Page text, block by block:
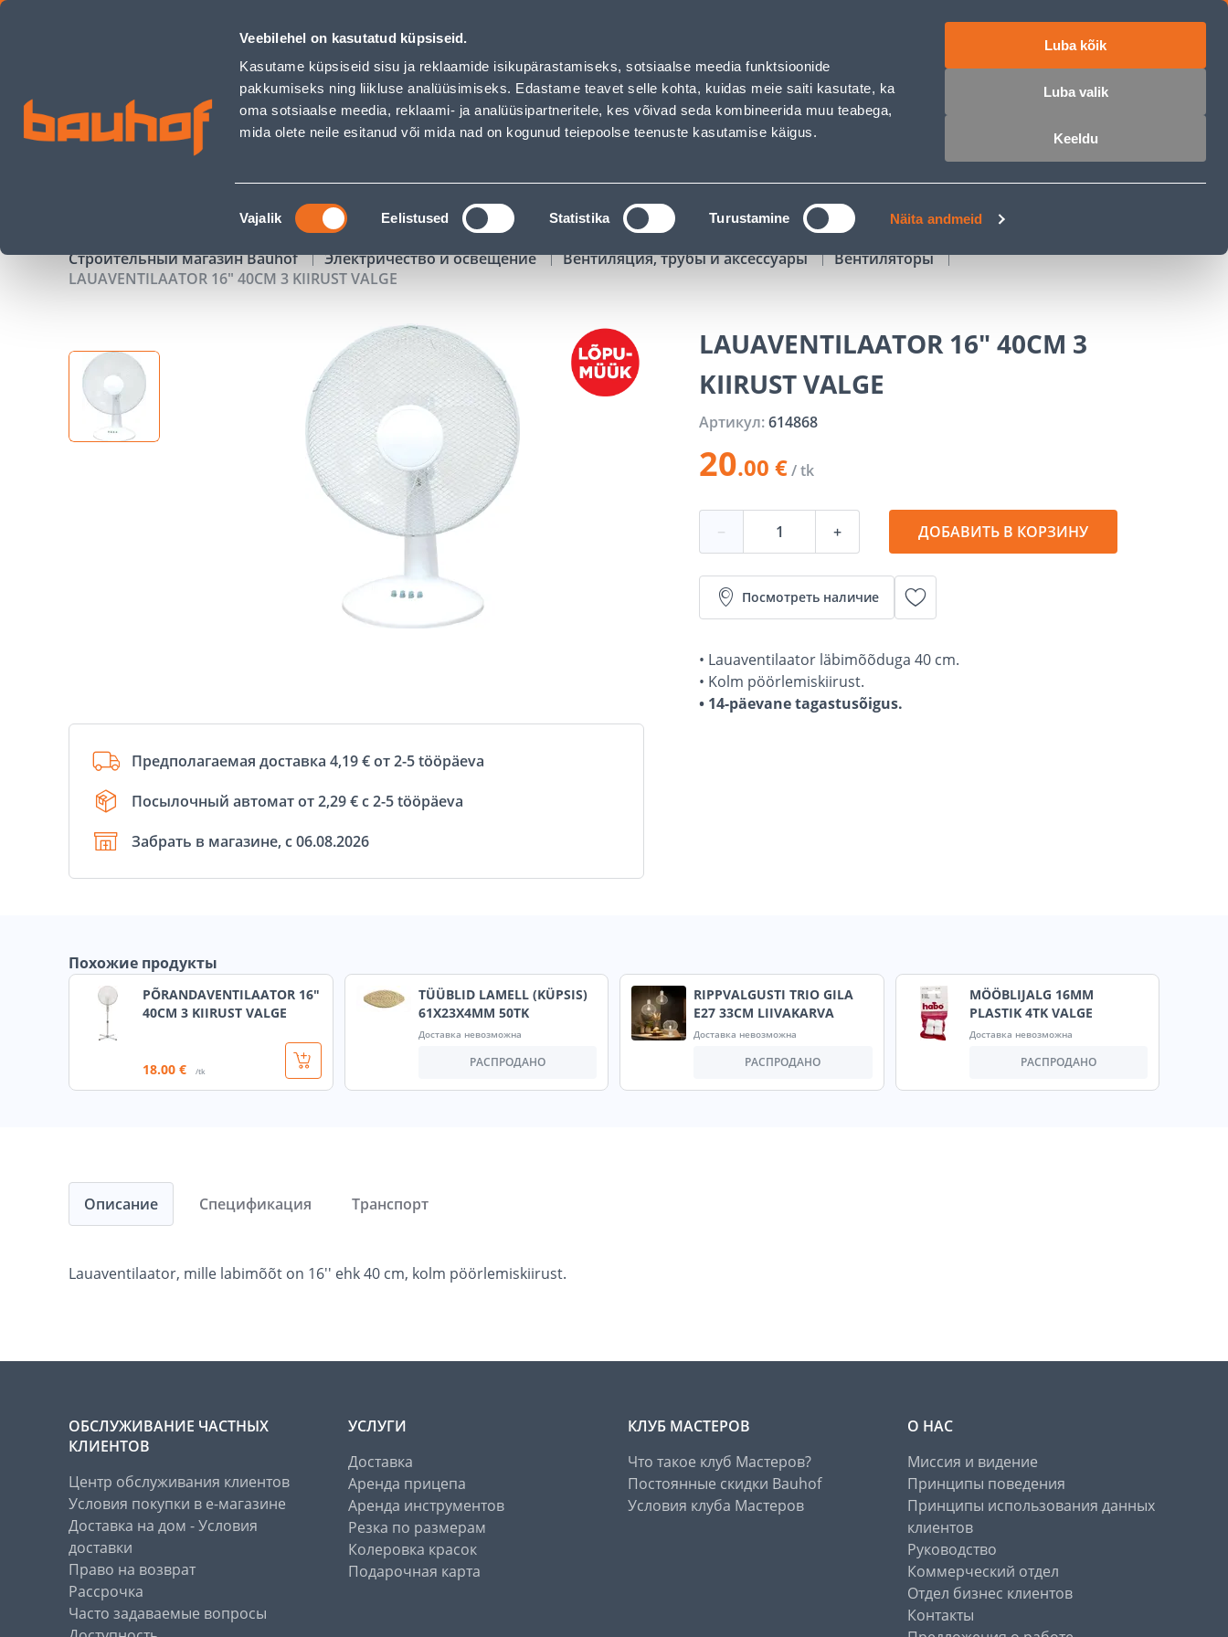
Veebilehel on kasutatud küpsiseid.
Kasutame küpsiseid sisu ja reklaamide isikupärastamiseks, sotsiaalse meedia funktsioonide
pakkumiseks ning liikluse analüüsimiseks. Edastame teavet selle kohta, kuidas meie saiti kasutate, ka
oma sotsiaalse meedia, reklaami- ja analüüsipartneritele, kes võivad seda kombineerida muu teabega,
mida olete neile esitanud või mida nad on kogunud teiepoolse teenuste kasutamise käigus.
Nõusoleku
valik
Vajalik Eelistused Statistika Turustamine Näita andmeid
Luba kõik
Luba valik
Keeldu
LAUAVENTILAATOR 16&quot; 40CM 3 KIIRUST VALGE - Bauhof has loaded
Обслуживание бизнес-клиентов Обслуживание частных клиентов Услуги Предложения о работе
ПОИСК
АКЦИИ КАТАЛОГИ АРЕНДА ИНСТРУМЕНТОВ РАССРОЧКА
Строительный магазин Bauhof Электричество и освещение Вентиляция, трубы и аксессуары
Вентиляторы
LAUAVENTILAATOR 16" 40CM 3 KIIRUST VALGE
Предполагаемая доставка 4,19 € от 2-5 tööpäeva
Посылочный автомат от 2,29 € с 2-5 tööpäeva
Забрать в магазине, с 06.08.2026
LAUAVENTILAATOR 16" 40CM 3
KIIRUST VALGE
Артикул:614868
20.00 €/ tk
− + ДОБАВИТЬ В КОРЗИНУ
Посмотреть наличие
• Lauaventilaator läbimõõduga 40 cm.
• Kolm pöörlemiskiirust.
• 14-päevane tagastusõigus.
Похожие продукты
PÕRANDAVENTILAATOR 16"
40CM 3 KIIRUST VALGE
18.00 € /tk
TÜÜBLID LAMELL (KÜPSIS)
61X23X4MM 50TK
Доставка невозможна
РАСПРОДАНО
RIPPVALGUSTI TRIO GILA
E27 33CM LIIVAKARVA
Доставка невозможна
РАСПРОДАНО
MÖÖBLIJALG 16MM
PLASTIK 4TK VALGE
Доставка невозможна
РАСПРОДАНО
Описание
Lauaventilaator, mille labimõõt on 16'' ehk 40 cm, kolm pöörlemiskiirust.
Спецификация Транспорт
ОБСЛУЖИВАНИЕ ЧАСТНЫХ
КЛИЕНТОВ
Центр обслуживания клиентов
Условия покупки в е-магазине
Доставка на дом - Условия
доставки
Право на возврат
Рассрочка
Часто задаваемые вопросы
УСЛУГИ
Доставка
Аренда прицепа
Аренда инструментов
Резка по размерам
Колеровка красок
Подарочная карта
КЛУБ МАСТЕРОВ
Что такое клуб Мастеров?
Постоянные скидки Bauhof
Условия клуба Мастеров
О НАС
Миссия и видение
Принципы поведения
Принципы использования данных
клиентов
Руководство
Коммерческий отдел
Отдел бизнес клиентов
Контакты